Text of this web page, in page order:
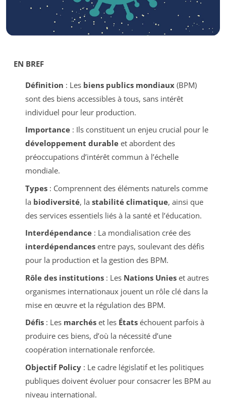
EN BREF
Définition : Les biens publics mondiaux(BPM)
sont des biens accessibles à tous, sans intérêt
individuel pour leur production.
Importance: Ils constituent un enjeu crucial pour le
développement durableet abordent des
préoccupations d’intérêt commun à l’échelle
mondiale.
Types: Comprennent des éléments naturels comme
la biodiversité, la stabilité climatique, ainsi que
des services essentiels liés à la santé et l’éducation.
Interdépendance: La mondialisation crée des
interdépendancesentre pays, soulevant des défis
pour la production et la gestion des BPM.
Rôle des institutions: Les Nations Unieset autres
organismes internationaux jouent un rôle clé dans la
mise en œuvre et la régulation des BPM.
Défis: Les marchéset les Étatséchouent parfois à
produire ces biens, d’où la nécessité d’une
coopération internationale renforcée.
Objectif Policy: Le cadre législatif et les politiques
publiques doivent évoluer pour consacrer les BPM au
niveau international.